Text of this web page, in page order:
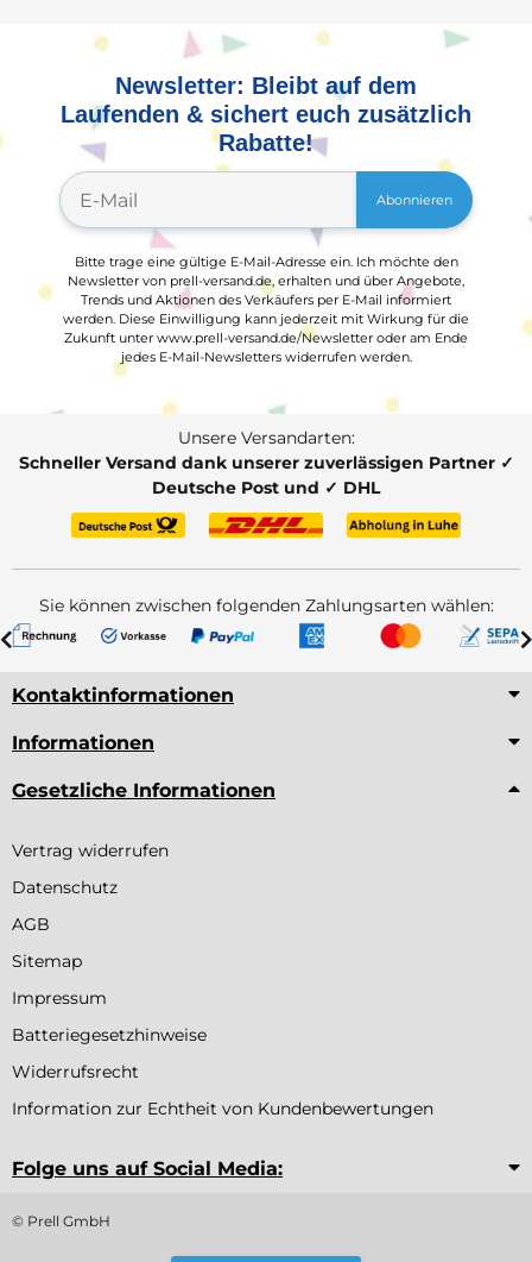
Newsletter: Bleibt auf dem
Laufenden & sichert euch zusätzlich
Rabatte!
Abonnieren
Bitte trage eine gültige E-Mail-Adresse ein. Ich möchte den
Newsletter von prell-versand.de, erhalten und über Angebote,
Trends und Aktionen des Verkäufers per E-Mail informiert
werden. Diese Einwilligung kann jederzeit mit Wirkung für die
Zukunft unter www.prell-versand.de/Newsletter oder am Ende
jedes E-Mail-Newsletters widerrufen werden.
Unsere Versandarten:
Schneller Versand dank unserer zuverlässigen Partner ✓
Deutsche Post und ✓ DHL
Sie können zwischen folgenden Zahlungsarten wählen:
Kontaktinformationen
Informationen
Gesetzliche Informationen
Vertrag widerrufen
Datenschutz
AGB
Sitemap
Impressum
Batteriegesetzhinweise
Widerrufsrecht
Information zur Echtheit von Kundenbewertungen
Folge uns auf Social Media:
© Prell GmbH